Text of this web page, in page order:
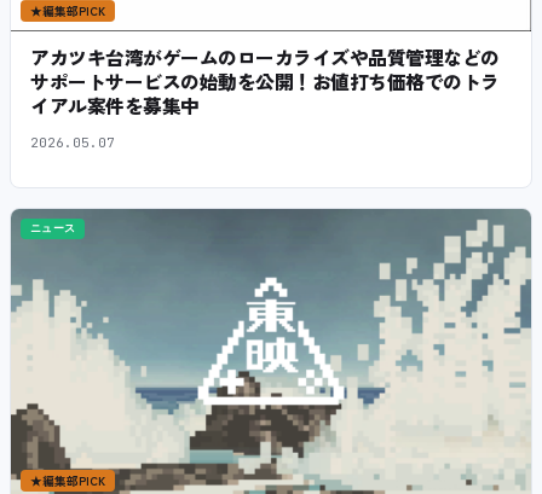
★編集部PICK
アカツキ台湾がゲームのローカライズや品質管理などの
サポートサービスの始動を公開！お値打ち価格でのトラ
イアル案件を募集中
2026.05.07
ニュース
★編集部PICK